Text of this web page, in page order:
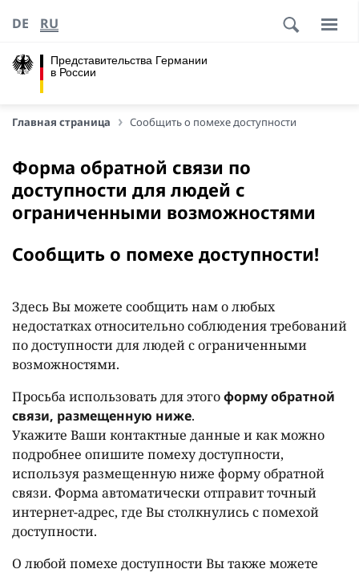
Представительства Германии
в России
DE RU
Главная страница Сообщить о помехе доступности
Форма обратной связи по
доступности для людей с
ограниченными возможностями
Сообщить о помехе доступности!
Здесь Вы можете сообщить нам о любых
недостатках относительно соблюдения требований
по доступности для людей с ограниченными
возможностями.
Просьба использовать для этогоформу обратной
связи, размещенную ниже.
Укажите Ваши контактные данные и как можно
подробнее опишите помеху доступности,
используя размещенную ниже форму обратной
связи. Форма автоматически отправит точный
интернет-адрес, где Вы столкнулись с помехой
доступности.
О любой помехе доступности Вы также можете